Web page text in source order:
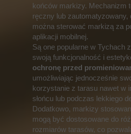
końców markizy. Mechanizm
ręczny lub zautomatyzowany,
można sterować markizą za
aplikacji mobilnej.
Są one popularne w Tychach
swoją funkcjonalność i
ochronę przed
umożliwiając jednocześnie
korzystanie z tarasu nawet w
słońcu lub podczas lekkiego
Dodatkowo, markizy
mogą być dostosowane do
rozmiarów tarasów, co